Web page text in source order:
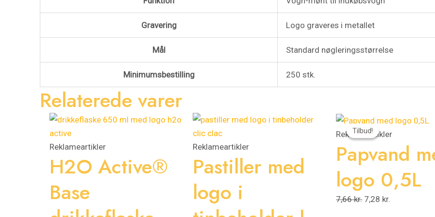
Gravering Logo graveres i metallet
Mål Standard nøgleringsstørrelse
Minimumsbestilling 250 stk.
Relaterede varer
Reklameartikler
H2O Active®
Base
Reklameartikler
Pastiller med
logo i
Tilbud!
Tilbud!
Reklameartikler
Papvand
logo 0,5L
7,66kr.
Den
oprindelige
var:
7,66 kr..
7,28 kr.
Den
aktuelle
er:
7,28 kr..